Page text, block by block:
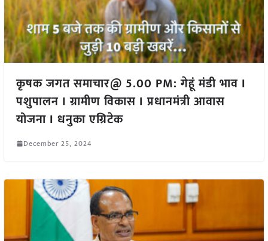
कृषक जगत समाचार@ 5.00 PM: गेहूं मंडी भाव I
पशुपालन I ग्रामीण विकास I प्रधानमंत्री आवास
योजना I धनुका एग्रिटेक
December 25, 2024